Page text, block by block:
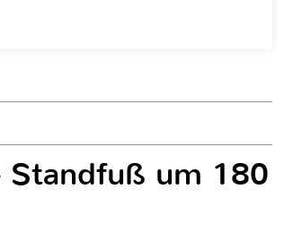
Standfuß um 180